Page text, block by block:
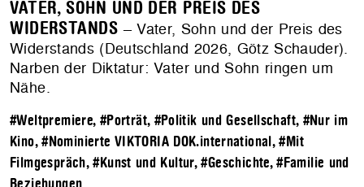
VATER, SOHN UND DER PREIS DES
WIDERSTANDS – Vater, Sohn und der Preis des
Widerstands (Deutschland 2026, Götz Schauder).
Narben der Diktatur: Vater und Sohn ringen um
Nähe.
#Weltpremiere, #Porträt, #Politik und Gesellschaft, #Nur im
Kino,#Nominierte VIKTORIA DOK.international,#Mit
Filmgespräch,#Kunst und Kultur,#Geschichte,#Familie und